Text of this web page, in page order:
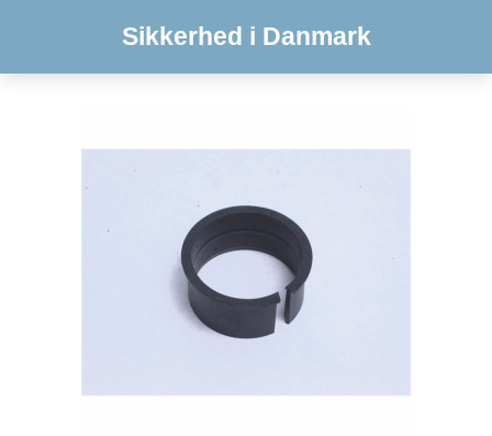
Sikkerhed i Danmark